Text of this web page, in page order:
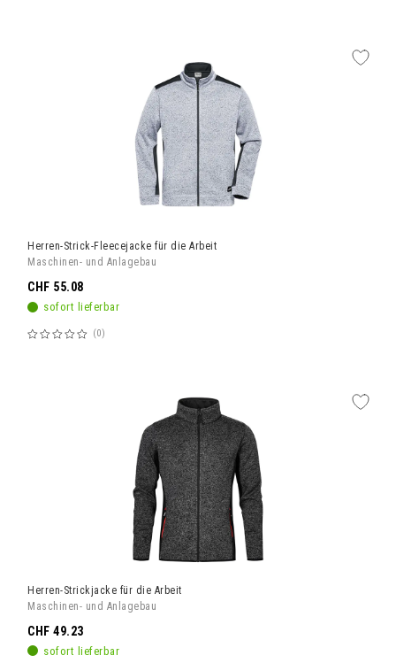
Herren-Strick-Fleecejacke für die Arbeit
Maschinen- und Anlagebau
sofort lieferbar
Bewertung:
0
CHF 55.08
Herren-Strickjacke für die Arbeit
Maschinen- und Anlagebau
sofort lieferbar
CHF 49.23